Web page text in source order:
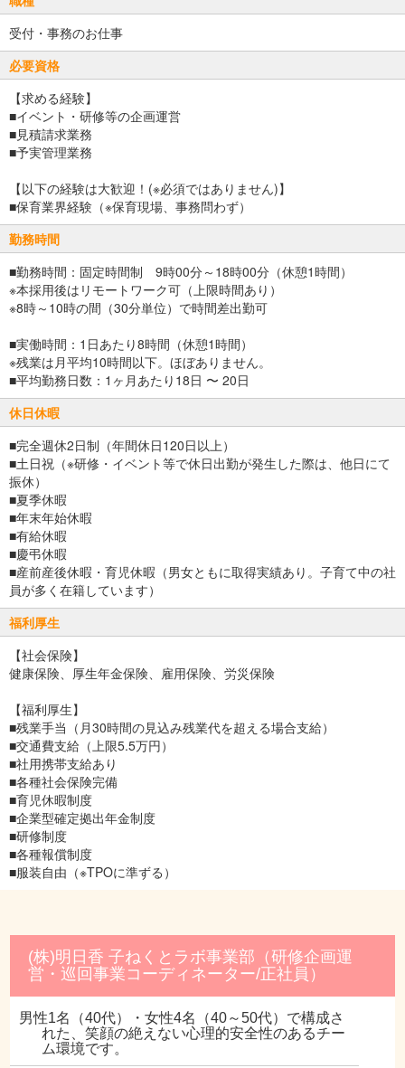
受付・事務のお仕事
必要資格
【求める経験】
■イベント・研修等の企画運営
■見積請求業務
■予実管理業務
【以下の経験は大歓迎！(※必須ではありません)】
■保育業界経験（※保育現場、事務問わず）
勤務時間
■勤務時間：固定時間制 9時00分～18時00分（休憩1時間）
※本採用後はリモートワーク可（上限時間あり）
※8時～10時の間（30分単位）で時間差出勤可
■実働時間：1日あたり8時間（休憩1時間）
※残業は月平均10時間以下。ほぼありません。
■平均勤務日数：1ヶ月あたり18日 〜 20日
休日休暇
■完全週休2日制（年間休日120日以上）
■土日祝（※研修・イベント等で休日出勤が発生した際は、他日にて
振休）
■夏季休暇
■年末年始休暇
■有給休暇
■慶弔休暇
■産前産後休暇・育児休暇（男女ともに取得実績あり。子育て中の社
員が多く在籍しています）
福利厚生
【社会保険】
健康保険、厚生年金保険、雇用保険、労災保険
【福利厚生】
■残業手当（月30時間の見込み残業代を超える場合支給）
■交通費支給（上限5.5万円）
■社用携帯支給あり
■各種社会保険完備
■育児休暇制度
■企業型確定拠出年金制度
■研修制度
■各種報償制度
■服装自由（※TPOに準ずる）
(株)明日香 子ねくとラボ事業部（研修企画運
営・巡回事業コーディネーター/正社員）
男性1名（40代）・女性4名（40～50代）で構成さ
れた、笑顔の絶えない心理的安全性のあるチー
ム環境です。